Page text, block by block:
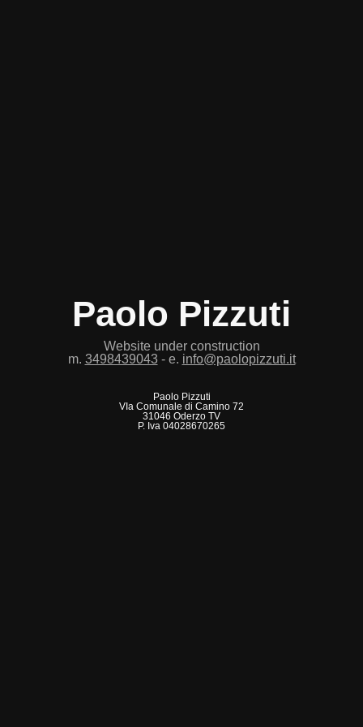
Paolo Pizzuti
Website under construction
m. 3498439043- e. info@paolopizzuti.it
Paolo Pizzuti
VIa Comunale di Camino 72
31046 Oderzo TV
P. Iva 04028670265